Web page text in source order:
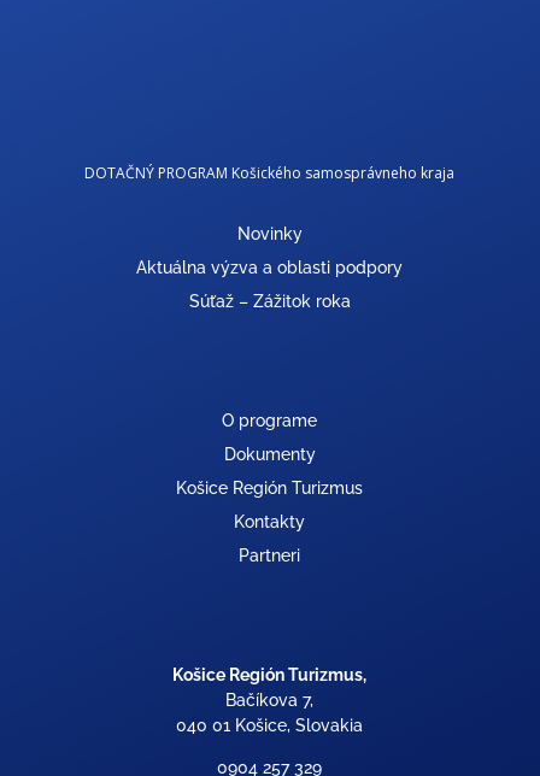
DOTAČNÝ PROGRAM Košického samosprávneho kraja
Novinky
Aktuálna výzva a oblasti podpory
Súťaž – Zážitok roka
O programe
Dokumenty
Košice Región Turizmus
Kontakty
Partneri
Košice Región Turizmus,
Bačíkova 7,
040 01 Košice, Slovakia
0904 257 329